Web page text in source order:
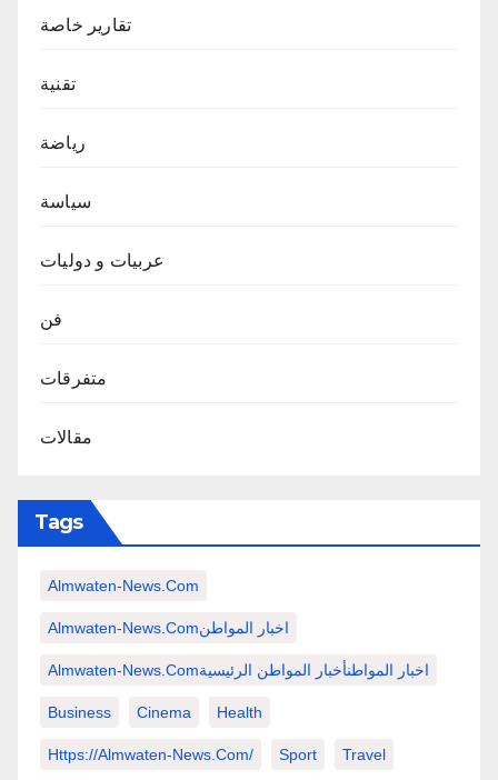
تقارير خاصة
تقنية
رياضة
سياسة
عربيات و دوليات
فن
متفرقات
مقالات
Tags
Almwaten-News.com
Almwaten-News.comاخبار المواطن
Almwaten-News.comاخبار المواطنأخبار المواطن الرئيسية
Business Cinema Health
Https://almwaten-News.com/ Sport Travel